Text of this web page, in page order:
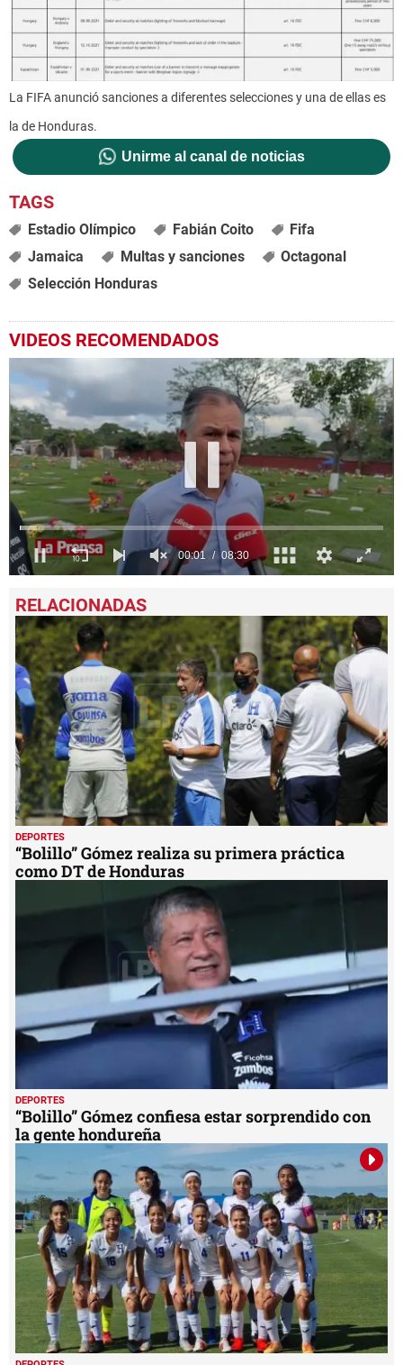
La FIFA anunció sanciones a diferentes selecciones y una de ellas es
la de Honduras.
Unirme al canal de noticias
Estadio Olímpico Fabián Coito
Fifa
Jamaica
Multas y sanciones
Octagonal
Selección Honduras
VIDEOS RECOMENDADOS
seconds
of
8
minutes,
seconds
DEPORTES
“Bolillo” Gómez realiza su primera práctica
como DT de Honduras
DEPORTES
“Bolillo” Gómez confiesa estar sorprendido con
la gente hondureña